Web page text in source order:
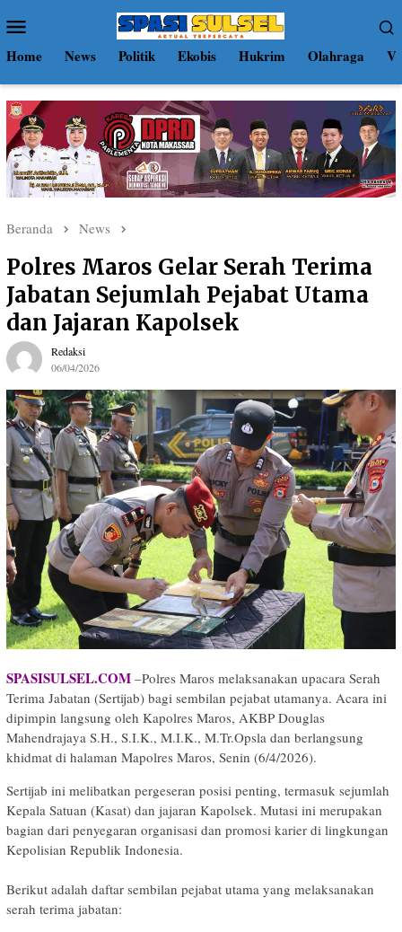
ke
kontenMobile
Home News Politik Ekobis Hukrim Olahraga
Beranda News
Polres Maros Gelar Serah Terima
Jabatan Sejumlah Pejabat Utama
dan Jajaran Kapolsek
Redaksi
06/04/2026
SPASISULSEL.COM –Polres Maros melaksanakan upacara Serah
Terima Jabatan (Sertijab) bagi sembilan pejabat utamanya. Acara ini
dipimpin langsung oleh Kapolres Maros, AKBP Douglas
Mahendrajaya S.H., S.I.K., M.I.K., M.Tr.Opsla dan berlangsung
khidmat di halaman Mapolres Maros, Senin (6/4/2026).
​Sertijab ini melibatkan pergeseran posisi penting, termasuk sejumlah
Kepala Satuan (Kasat) dan jajaran Kapolsek. Mutasi ini merupakan
bagian dari penyegaran organisasi dan promosi karier di lingkungan
Kepolisian Republik Indonesia.
​Berikut adalah daftar sembilan pejabat utama yang melaksanakan
serah terima jabatan: